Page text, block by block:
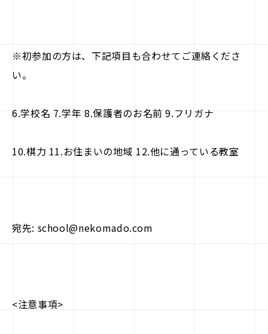
※初参加の方は、下記項目も合わせてご連絡くださ
い。
6.学校名 7.学年 8.保護者のお名前 9.フリガナ
10.棋力 11.お住まいの地域 12.他に通っている教室
宛先: school@nekomado.com
<注意事項>